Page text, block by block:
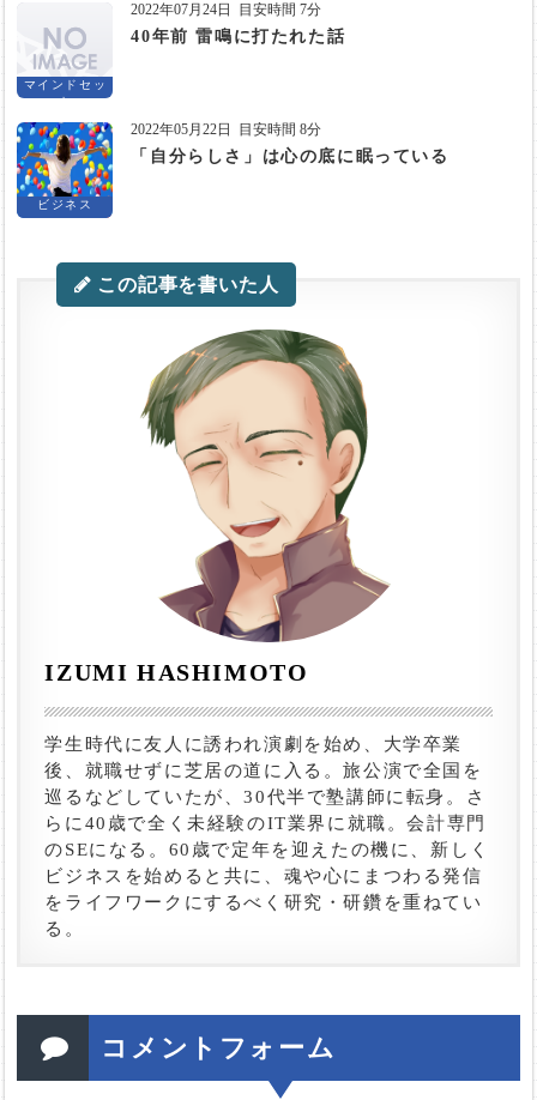
マインドセッ
ト
2022年07月24日 目安時間 7分
40年前 雷鳴に打たれた話
ビジネス
2022年05月22日 目安時間 8分
「自分らしさ」は心の底に眠っている
この記事を書いた人
IZUMI HASHIMOTO
学生時代に友人に誘われ演劇を始め、大学卒業
後、就職せずに芝居の道に入る。旅公演で全国を
巡るなどしていたが、30代半で塾講師に転身。さ
らに40歳で全く未経験のIT業界に就職。会計専門
のSEになる。60歳で定年を迎えたの機に、新しく
ビジネスを始めると共に、魂や心にまつわる発信
をライフワークにするべく研究・研鑽を重ねてい
る。
コメントフォーム